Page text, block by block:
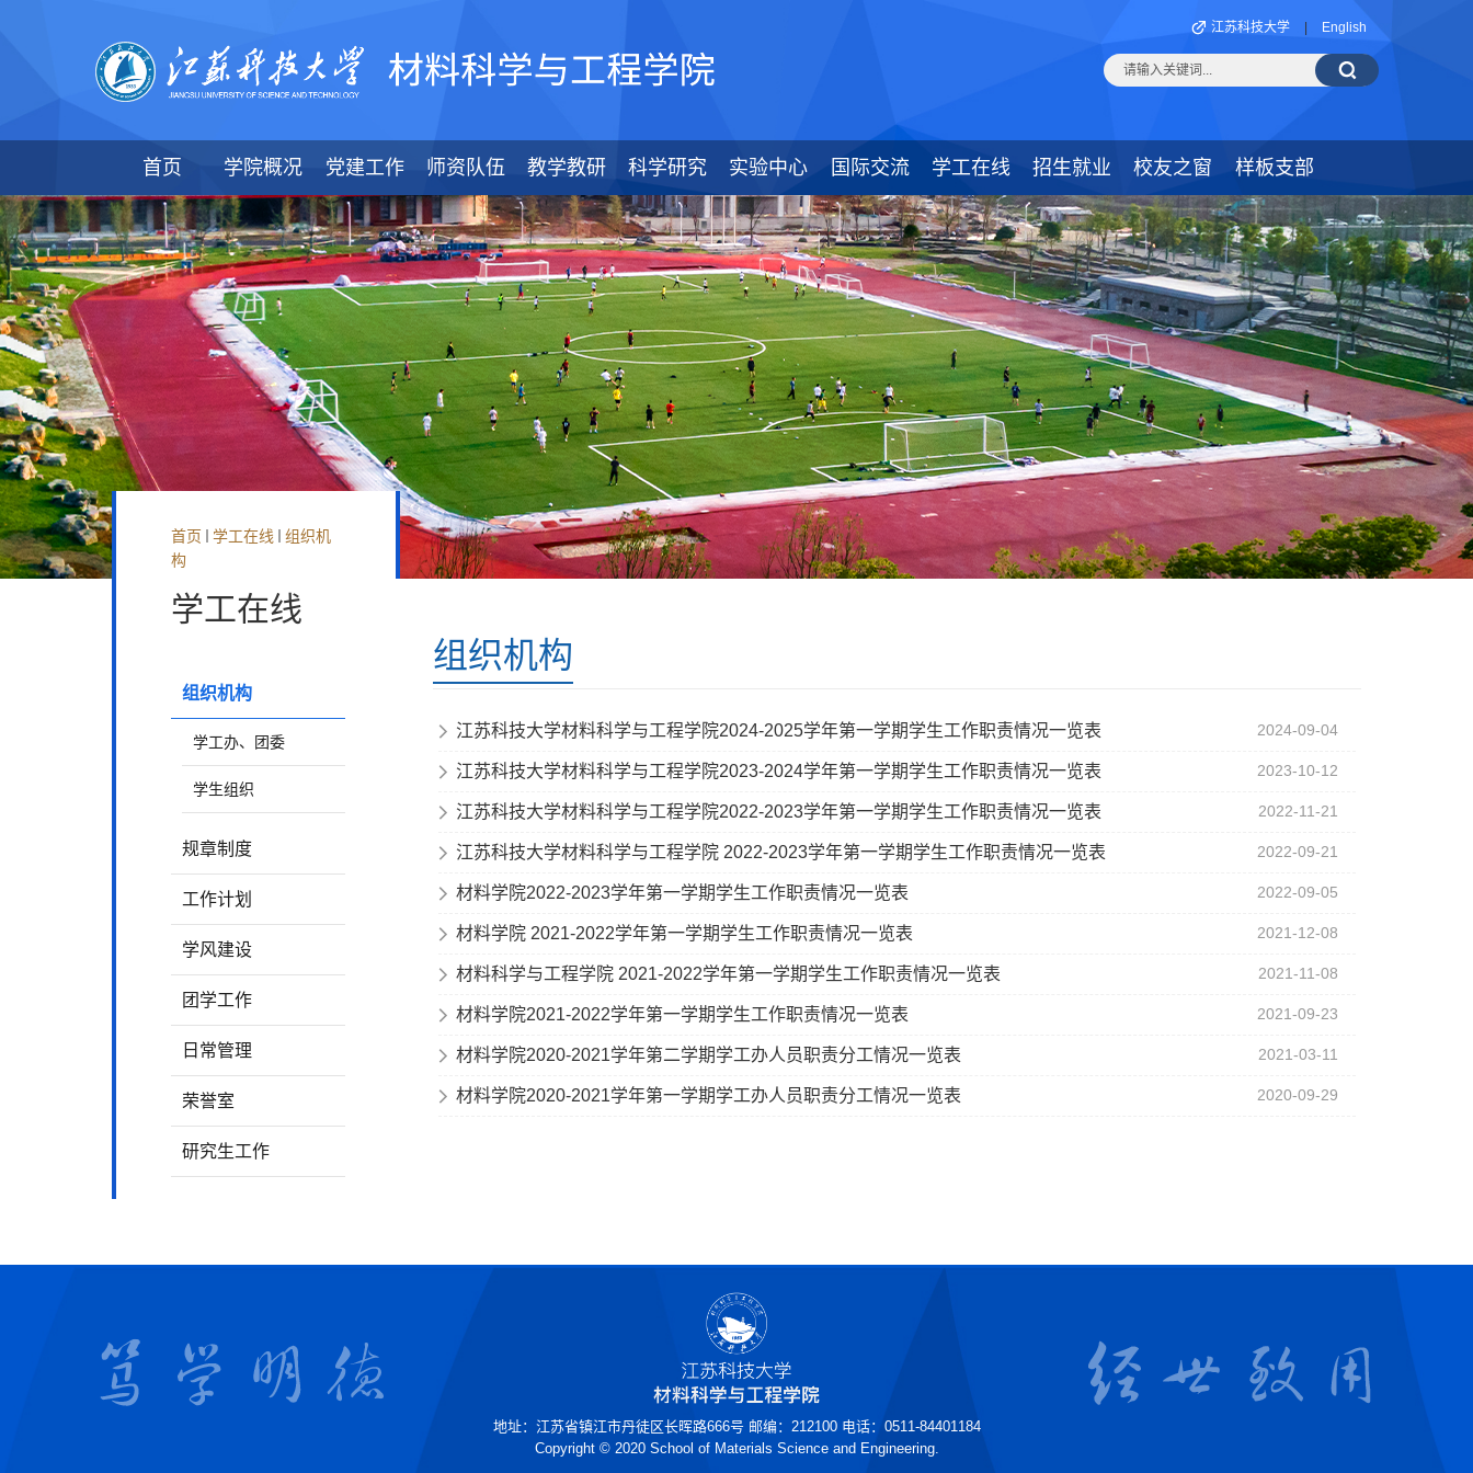
江苏科技大学 English
首页 学院概况 党建工作 师资队伍 教学教研 科学研究 实验中心 国际交流 学工在线 招生就业 校友之窗 样板支部
首页 学工在线
组织机
构
学工在线
组织机构
学工办、团委
学生组织
规章制度
工作计划
学风建设
团学工作
日常管理
荣誉室
研究生工作
组织机构
江苏科技大学材料科学与工程学院2024-2025学年第一学期学生工作职责情况一览表 2024-09-04
江苏科技大学材料科学与工程学院2023-2024学年第一学期学生工作职责情况一览表 2023-10-12
江苏科技大学材料科学与工程学院2022-2023学年第一学期学生工作职责情况一览表 2022-11-21
江苏科技大学材料科学与工程学院 2022-2023学年第一学期学生工作职责情况一览表 2022-09-21
材料学院2022-2023学年第一学期学生工作职责情况一览表 2022-09-05
材料学院 2021-2022学年第一学期学生工作职责情况一览表 2021-12-08
材料科学与工程学院 2021-2022学年第一学期学生工作职责情况一览表 2021-11-08
材料学院2021-2022学年第一学期学生工作职责情况一览表 2021-09-23
材料学院2020-2021学年第二学期学工办人员职责分工情况一览表 2021-03-11
材料学院2020-2021学年第一学期学工办人员职责分工情况一览表 2020-09-29
地址：江苏省镇江市丹徒区长晖路666号 邮编：212100 电话：0511-84401184
Copyright © 2020 School of Materials Science and Engineering.